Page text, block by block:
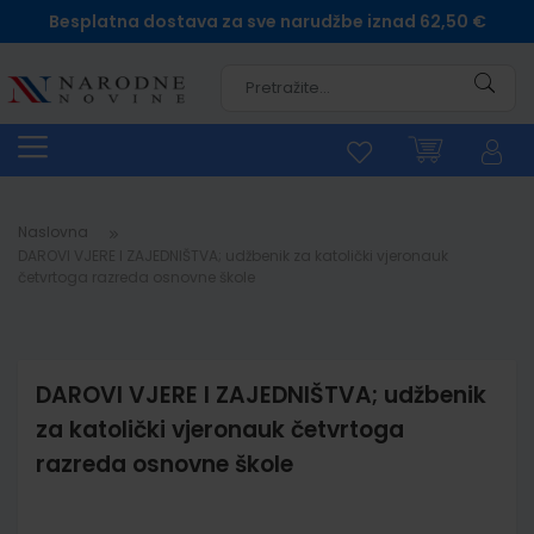
Besplatna dostava za sve narudžbe iznad 62,50 €
Naslovna
DAROVI VJERE I ZAJEDNIŠTVA; udžbenik
za katolički vjeronauk četvrtoga
razreda osnovne škole